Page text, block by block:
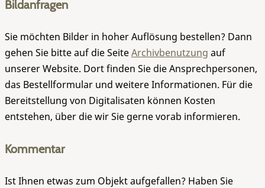
Bildanfragen
Sie möchten Bilder in hoher Auflösung bestellen? Dann
gehen Sie bitte auf die SeiteArchivbenutzung auf
unserer Website. Dort finden Sie die Ansprechpersonen,
das Bestellformular und weitere Informationen. Für die
Bereitstellung von Digitalisaten können Kosten
entstehen, über die wir Sie gerne vorab informieren.
Kommentar
Ist Ihnen etwas zum Objekt aufgefallen? Haben Sie